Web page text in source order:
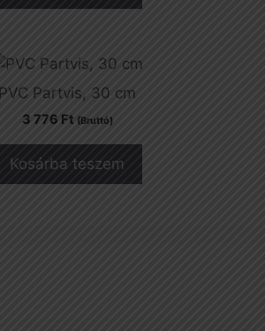
PVC Partvis, 30 cm
3 776 Ft (Bruttó)
Kosárba teszem